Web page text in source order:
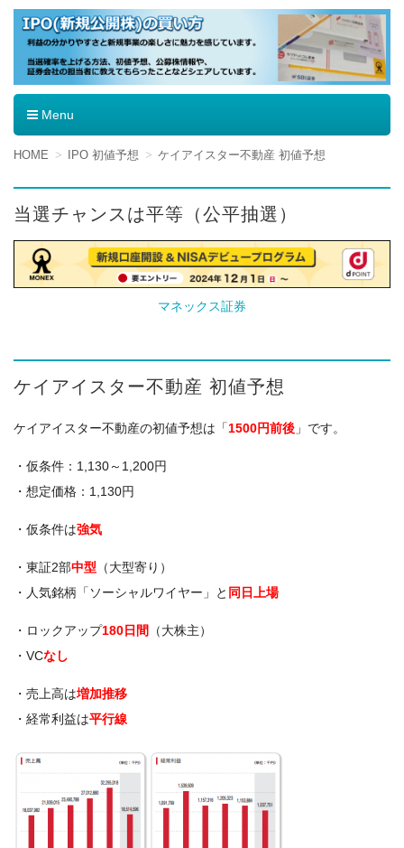
IPO（新規公開株）の買い方
Menu
コ
テ
ン
ツ
へ
移
動
HOME IPO 初値予想 ケイアイスター不動産 初値予想
当選チャンスは平等（公平抽選）
マネックス証券
ケイアイスター不動産 初値予想
ケイアイスター不動産の初値予想は「1500円前後 」です。
・仮条件：1,130～1,200円
・想定価格：1,130円
・仮条件は強気
・東証2部中型 （大型寄り）
・人気銘柄「ソーシャルワイヤー」と 同日上場
・ロックアップ180日間
（大株主）
・VCなし
・売上高は増加推移
・経常利益は平行線